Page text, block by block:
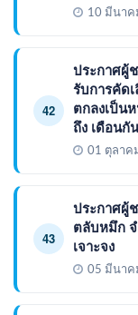
10 มีนาค
42
ประกาศผู้
รับการคัด
ตกลงเป็น
ถึง เดือนกั
01 ตุลาค
43
ประกาศผู้
ตลับหมึก จ
เจาะจง
05 มีนาค